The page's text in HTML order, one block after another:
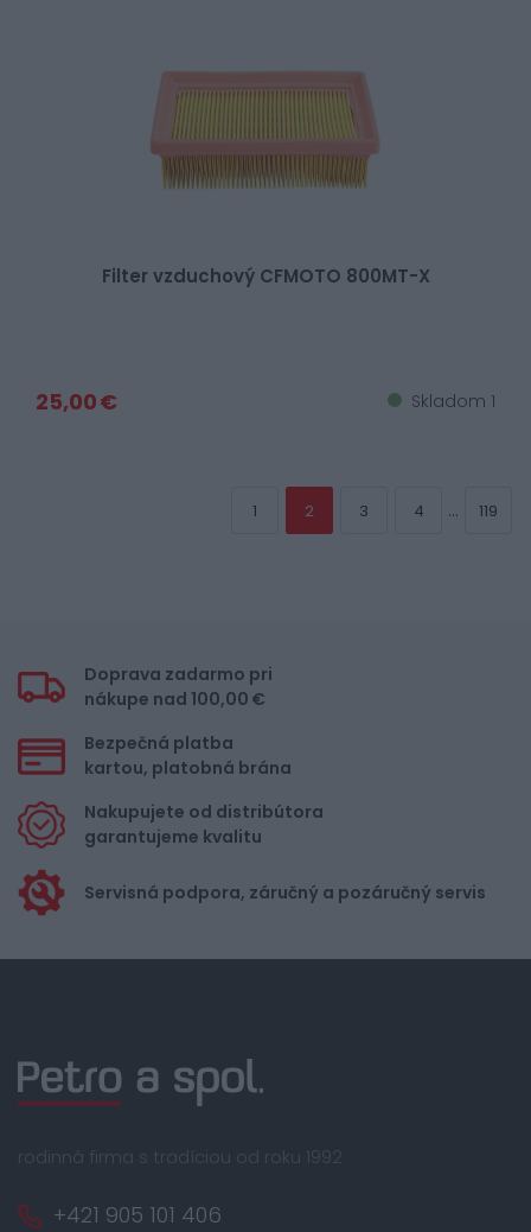
Filter vzduchový CFMOTO 800MT-X
25,00 € Skladom 1
1 2 3 4 ... 119
Doprava zadarmo pri
nákupe nad 100,00 €
Bezpečná platba
kartou, platobná brána
Nakupujete od distribútora
garantujeme kvalitu
Servisná podpora, záručný a pozáručný servis
rodinná firma s tradíciou od roku 1992
+421 905 101 406